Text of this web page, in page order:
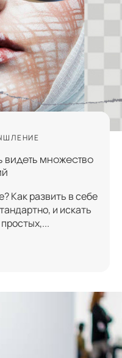
видеть множество
Как развить в себе
и искать